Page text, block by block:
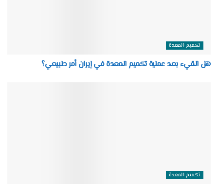
تكميم المعدة
هل القيء بعد عملية تكميم المعدة في إيران أمر طبيعي؟
تكميم المعدة